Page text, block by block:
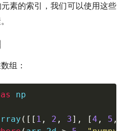
素的索引，我们可以使用这些
组：
as np
( [ [ 1 , 2 , 3] , [4 , 5 ,